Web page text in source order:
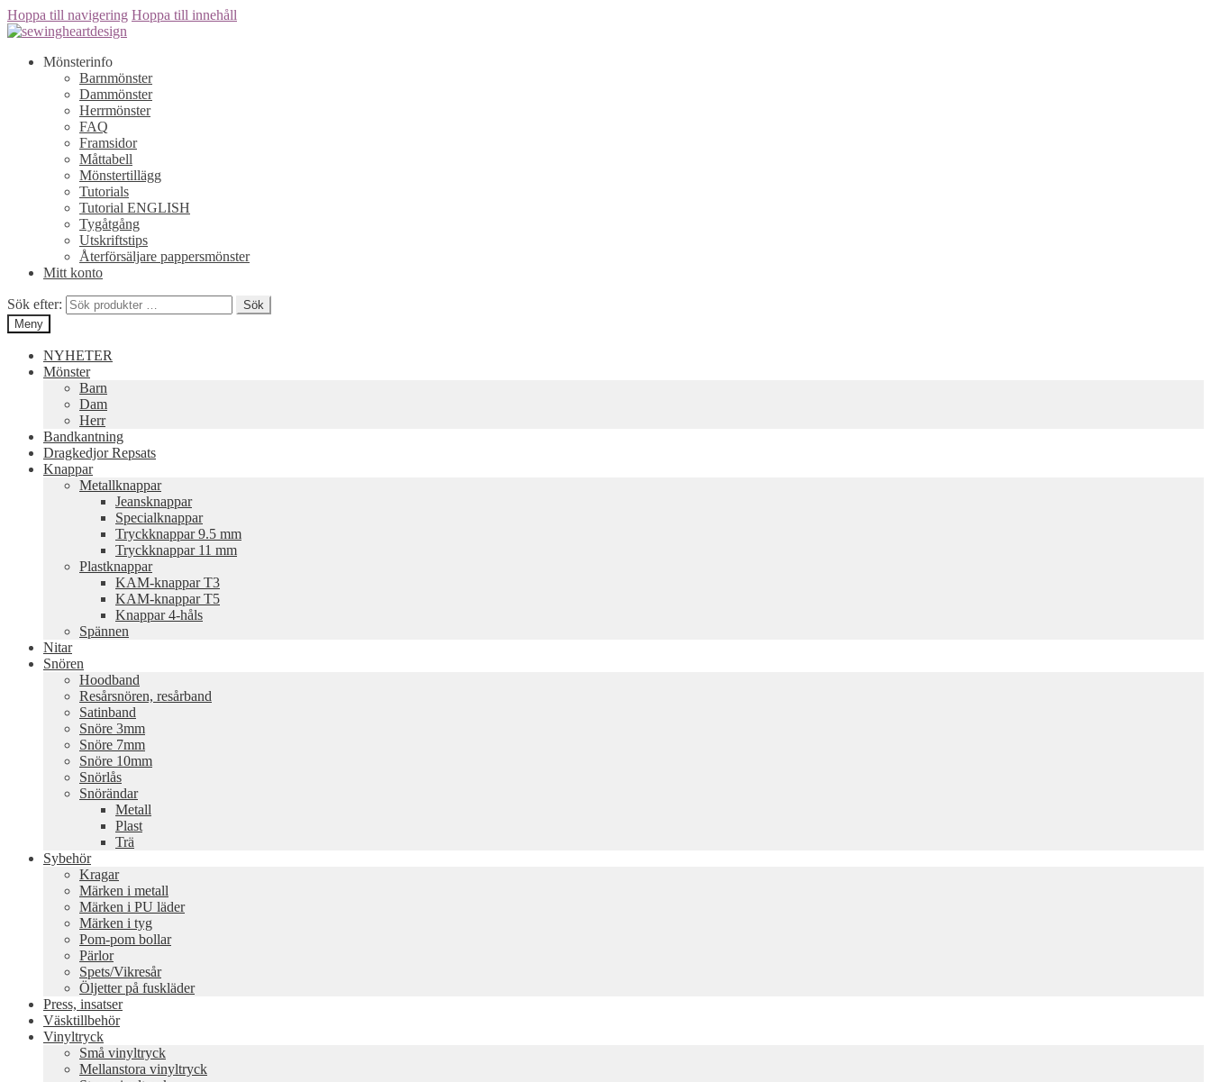
Hoppa till navigering Hoppa till innehåll
Mönsterinfo
Barnmönster
Dammönster
Herrmönster
FAQ
Framsidor
Måttabell
Mönstertillägg
Tutorials
Tutorial ENGLISH
Tygåtgång
Utskriftstips
Återförsäljare pappersmönster
Mitt konto
Sök efter:
Sök
Meny
NYHETER
Mönster
Barn
Dam
Herr
Bandkantning
Dragkedjor Repsats
Knappar
Metallknappar
Jeansknappar
Specialknappar
Tryckknappar 9.5 mm
Tryckknappar 11 mm
Plastknappar
KAM-knappar T3
KAM-knappar T5
Knappar 4-håls
Spännen
Nitar
Snören
Hoodband
Resårsnören, resårband
Satinband
Snöre 3mm
Snöre 7mm
Snöre 10mm
Snörlås
Snörändar
Metall
Plast
Trä
Sybehör
Kragar
Märken i metall
Märken i PU läder
Märken i tyg
Pom-pom bollar
Pärlor
Spets/Vikresår
Öljetter på fuskläder
Press, insatser
Väsktillbehör
Vinyltryck
Små vinyltryck
Mellanstora vinyltryck